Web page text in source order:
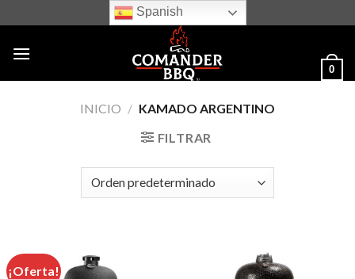
to
content
Spanish
0
INICIO / KAMADO ARGENTINO
FILTRAR
¡Oferta!